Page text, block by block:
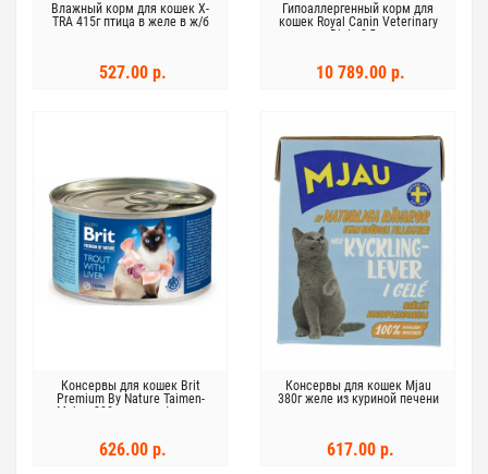
Влажный корм ​​для кошек X-
TRA 415г птица в желе в ж/б
527.00 р.
Гипоаллергенный корм для
кошек Royal Canin Veterinary
Diets 2,5кг
10 789.00 р.
Консервы для кошек Brit
Premium By Nature Taimen-
Maksa 200г печень форели
626.00 р.
Консервы для кошек Mjau
380г желе из куриной печени
617.00 р.